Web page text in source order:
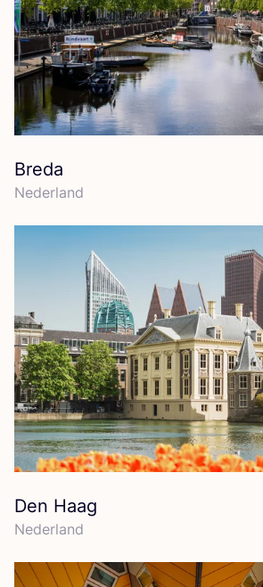
Breda
Neder­land
Den Haag
Neder­land